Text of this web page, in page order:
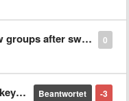
0
after switching
-3
Beantwortet